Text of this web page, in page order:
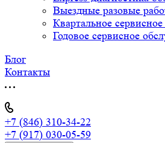
Выездные разовые
Квартальное
Годовое сервисное
Блог
Контакты
+7 (846) 310-34-22
+7 (917) 030-05-59